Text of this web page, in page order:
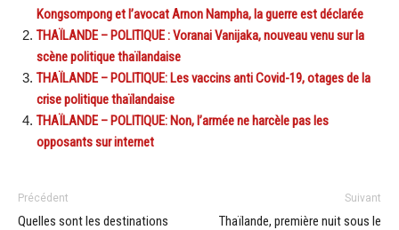
Kongsompong et l’avocat Arnon Nampha, la guerre est déclarée
THAÏLANDE – POLITIQUE : Voranai Vanijaka, nouveau venu sur la
scène politique thaïlandaise
THAÏLANDE – POLITIQUE: Les vaccins anti Covid-19, otages de la
crise politique thaïlandaise
THAÏLANDE – POLITIQUE: Non, l’armée ne harcèle pas les
opposants sur internet
Précédent
Quelles sont les destinations
Suivant
Thaïlande, première nuit sous le